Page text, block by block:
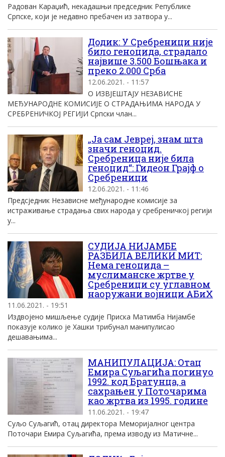
Радован Караџић, некадашњи председник Републике
Српске, који је недавно пребачен из затвора у...
Додик: У Сребреници није
било геноцида, страдало
највише 3.500 Бошњака и
преко 2.000 Срба
12.06.2021. - 11:57
О ИЗВЈЕШТАЈУ НЕЗАВИСНЕ
МЕЂУНАРОДНЕ КОМИСИЈЕ О СТРАДАЊИМА НАРОДА У
СРЕБРЕНИЧКОЈ РЕГИЈИ Српски члан...
„Ја сам Јевреј, знам шта
значи геноцид.
Сребреница није била
геноцид“: Гидеон Грајф о
Сребреници
12.06.2021. - 11:46
Предсједник Независне међународне комисије за
истраживање страдања свих народа у сребреничкој регији
у...
СУДИЈА НИЈАМБЕ
РАЗБИЛА ВЕЛИКИ МИТ:
Нема геноцида –
муслиманске жртве у
Сребреници су углавном
наоружани војници АБиХ
11.06.2021. - 19:51
Издвојено мишљење судије Приска Матимба Нијамбе
показује колико је Хашки трибунал манипулисао
дешавањима...
МАНИПУЛАЦИЈА: Отац
Емира Суљагића погинуо
1992. код Братунца, а
сахрањен у Поточарима
као жртва из 1995. године
11.06.2021. - 19:47
Суљо Суљагић, отац директора Меморијалног центра
Поточари Емира Суљагића, према изводу из Матичне...